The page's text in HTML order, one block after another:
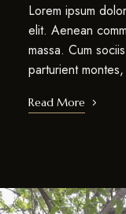
Lorem ipsum
elit. Aenean
massa. Cum
parturient
Read More